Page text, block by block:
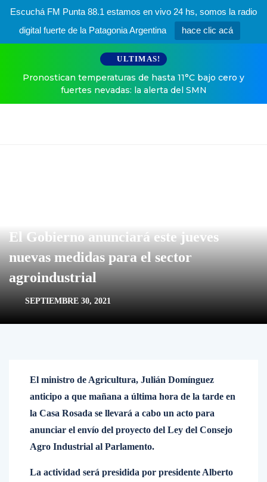
Escuchá FM Punta 88.1 estamos en vivo 24 hs, somos la radio
digital fuerte de la Patagonia Argentina
hace clic acá
ULTIMAS!
Pronostican temperaturas de hasta 11°C bajo cero y
fuertes nevadas: la alerta del SMN
El Gobierno anunciará este jueves
nuevas medidas para el sector
agroindustrial
SEPTIEMBRE 30, 2021
El ministro de Agricultura, Julián Domínguez
anticipo a que mañana a última hora de la tarde en
la Casa Rosada se llevará a cabo un acto para
anunciar el envío del proyecto del Ley del Consejo
Agro Industrial al Parlamento.
La actividad será presidida por presidente Alberto